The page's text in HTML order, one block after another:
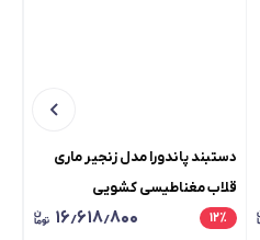
دستبند پاندورا مدل زنجیر ماری
قلاب مغناطیسی کشویی
۱۲٪ ۱۶٫۶۱۸٫۸۰۰